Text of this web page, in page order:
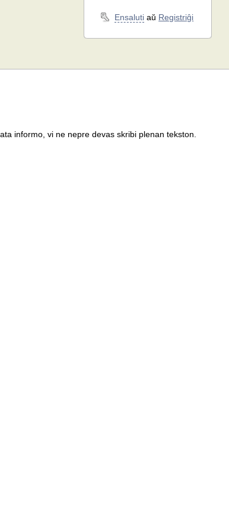
Ensaluti aŭ Registriĝi
informo, vi ne nepre devas skribi plenan tekston.